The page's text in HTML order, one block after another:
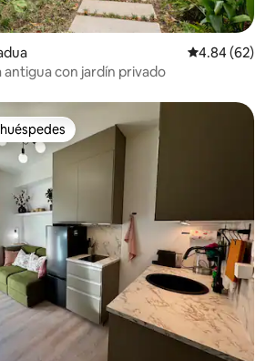
Calificación
4.84 (62)
antigua con jardín privado
preferido